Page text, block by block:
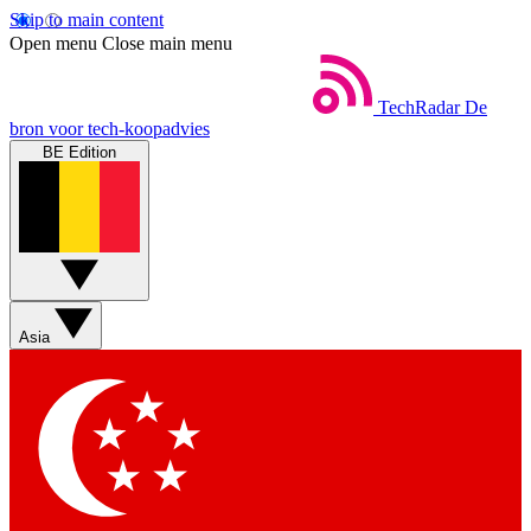
Skip to main content
Open menu Close main menu
TechRadar De
bron voor tech-koopadvies
BE Edition
Asia